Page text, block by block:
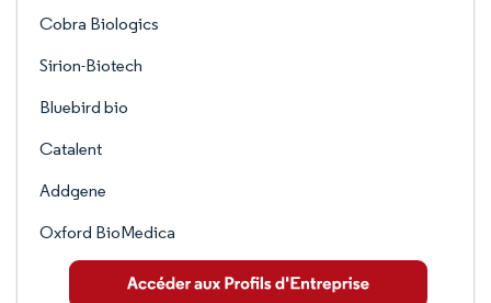
Cobra Biologics
Sirion-Biotech
Bluebird bio
Catalent
Addgene
Oxford BioMedica